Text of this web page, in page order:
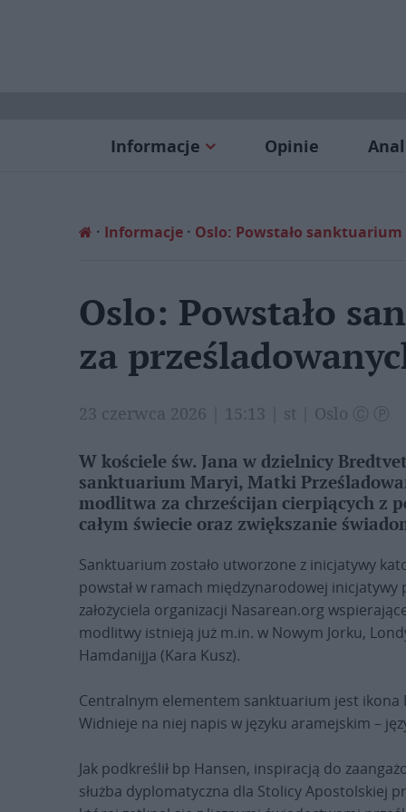
Informacje Opinie
Informacje Oslo: Powstało
Oslo: Powstało
za
23 czerwca 2026 | 15:13 | st | Oslo Ⓒ Ⓟ
W kościele św. Jana w dzielnicy
sanktuarium Maryi, Matki
modlitwa za chrześcijan cierpiących z
całym świecie oraz zwiększanie
Sanktuarium zostało utworzone z inicjatywy
powstał w ramach międzynarodowej inicjatywy
założyciela organizacji Nasarean.org
modlitwy istnieją już m.in. w Nowym Jorku,
Hamdanijja (Kara Kusz).
Centralnym elementem sanktuarium jest ikona
Widnieje na niej napis w języku aramejskim –
Jak podkreślił bp Hansen, inspiracją do
służba dyplomatyczna dla Stolicy Apostolskiej